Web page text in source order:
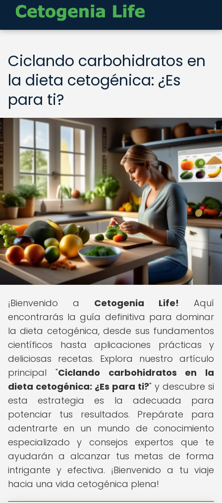
Ciclando carbohidratos en
la dieta cetogénica: ¿Es
para ti?
¡Bienvenido a Cetogenia Life! Aquí
encontrarás la guía definitiva para dominar
la dieta cetogénica, desde sus fundamentos
científicos hasta aplicaciones prácticas y
deliciosas recetas. Explora nuestro artículo
principal "Ciclando carbohidratos en la
dieta cetogénica: ¿Es para ti?" y descubre si
esta estrategia es la adecuada para
potenciar tus resultados. Prepárate para
adentrarte en un mundo de conocimiento
especializado y consejos expertos que te
ayudarán a alcanzar tus metas de forma
intrigante y efectiva. ¡Bienvenido a tu viaje
hacia una vida cetogénica plena!